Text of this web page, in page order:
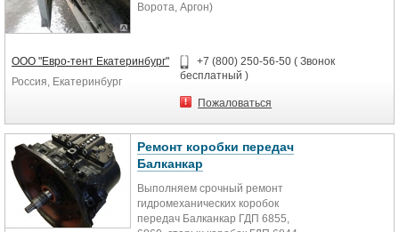
Реализация запчастей для
______________
цены на ремонт ТНВД.
насосов после ремонта. Гарантия
3 месяца предоставляется.
Ворота, Аргон)
В компании ООО Евро-тент
Екатеринбург основным
направлением деятельности
ремонт прицепной техники
получившей повреждения в
результате ДТП ( Ремонт и
изготовление тенты, каркасы,
распашные ворота, механизмы
сдвижных крыш, стойки, борта,
ремонт полов, сварочные работы
ООО "Евро-тент Екатеринбург"
Россия, Екатеринбург
+7 (800) 250-56-50 ( Звонок
бесплатный )
Пожаловаться
Ремонт коробки передач
Балканкар
Выполняем срочный ремонт
гидромеханических коробок
передач Балканкар ГДП 6855,